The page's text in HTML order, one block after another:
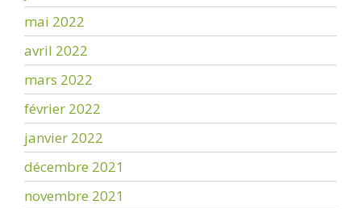
mai 2022
avril 2022
mars 2022
février 2022
janvier 2022
décembre 2021
novembre 2021